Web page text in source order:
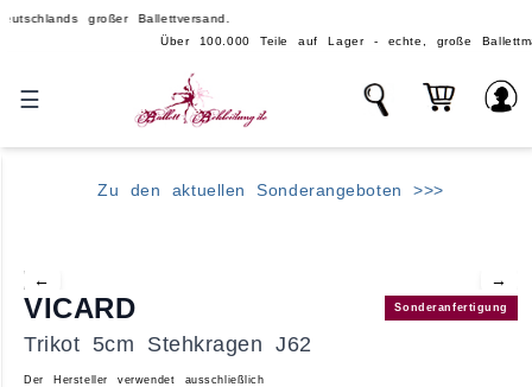
großer Ballettversand.
Über 100.000 Teile auf Lager - echte, große Ballettmarken ❤️
☰
Zu den aktuellen Sonderangeboten >>>
← →
Sonderanfertigung
VICARD
Trikot 5cm Stehkragen J62
Der Hersteller verwendet ausschließlich